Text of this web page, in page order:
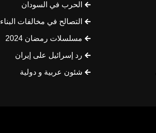
الحرب في السودان
التصالح في مخالفات البناء
مسلسلات رمضان 2024
رد إسرائيل على إيران
شئون عربية و دولية